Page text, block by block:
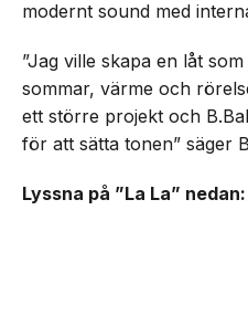
modernt sound med
”Jag ville skapa en låt
sommar, värme och
ett större projekt och
för att sätta tonen” säger
Lyssna på ”La La” nedan: